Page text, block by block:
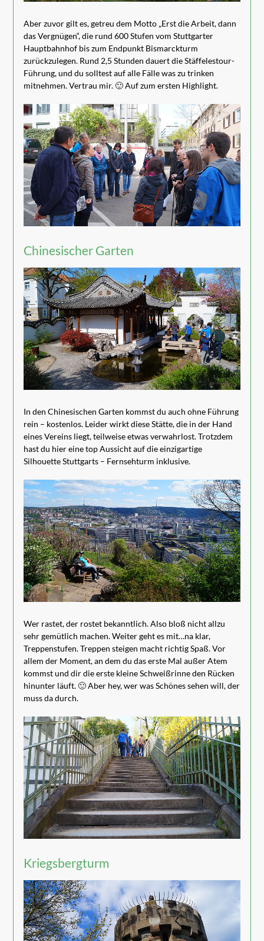
Aber zuvor gilt es, getreu dem Motto „Erst die Arbeit, dann
das Vergnügen“, die rund 600 Stufen vom Stuttgarter
Hauptbahnhof bis zum Endpunkt Bismarckturm
zurückzulegen. Rund 2,5 Stunden dauert die Stäffelestour-
Führung, und du solltest auf alle Fälle was zu trinken
mitnehmen. Vertrau mir. 🙂 Auf zum ersten Highlight.
Chinesischer Garten
In den Chinesischen Garten kommst du auch ohne Führung
rein – kostenlos. Leider wirkt diese Stätte, die in der Hand
eines Vereins liegt, teilweise etwas verwahrlost. Trotzdem
hast du hier eine top Aussicht auf die einzigartige
Silhouette Stuttgarts – Fernsehturm inklusive.
Wer rastet, der rostet bekanntlich. Also bloß nicht allzu
sehr gemütlich machen. Weiter geht es mit…na klar,
Treppenstufen. Treppen steigen macht richtig Spaß. Vor
allem der Moment, an dem du das erste Mal außer Atem
kommst und dir die erste kleine Schweißrinne den Rücken
hinunter läuft. 🙂 Aber hey, wer was Schönes sehen will, der
muss da durch.
Kriegsbergturm